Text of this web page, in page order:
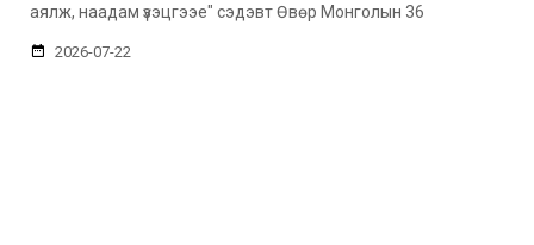
аялж, наадам үзэцгээе" сэдэвт Өвөр Монголын 36
2026-07-22